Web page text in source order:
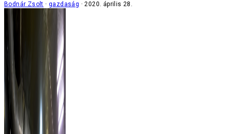
Bodnár Zsolt gazdaság 2020. április 28.